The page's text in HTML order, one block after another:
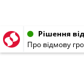
Рішення